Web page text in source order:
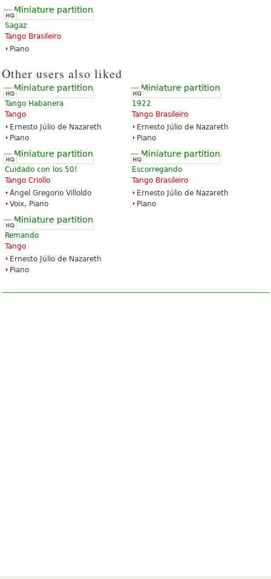
«Très bien!»
Tout voir (14)
Sagaz
Tango Brasileiro
Piano
Other users also liked
Tango Habanera
Tango
Ernesto Júlio de Nazareth
Piano
1922
Tango Brasileiro
Ernesto Júlio de Nazareth
Piano
Cuidado con los 50!
Tango Criollo
Ángel Gregorio Villoldo
Voix, Piano
Escorregando
Tango Brasileiro
Ernesto Júlio de Nazareth
Piano
Remando
Tango
Ernesto Júlio de Nazareth
Piano